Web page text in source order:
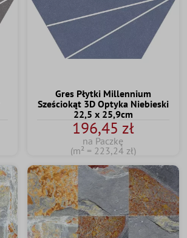
Gres Płytki Millennium
Sześciokąt 3D Optyka Niebieski
22,5 x 25,9cm
196,45 zł
na Paczkę
(m² = 223,24 zł)